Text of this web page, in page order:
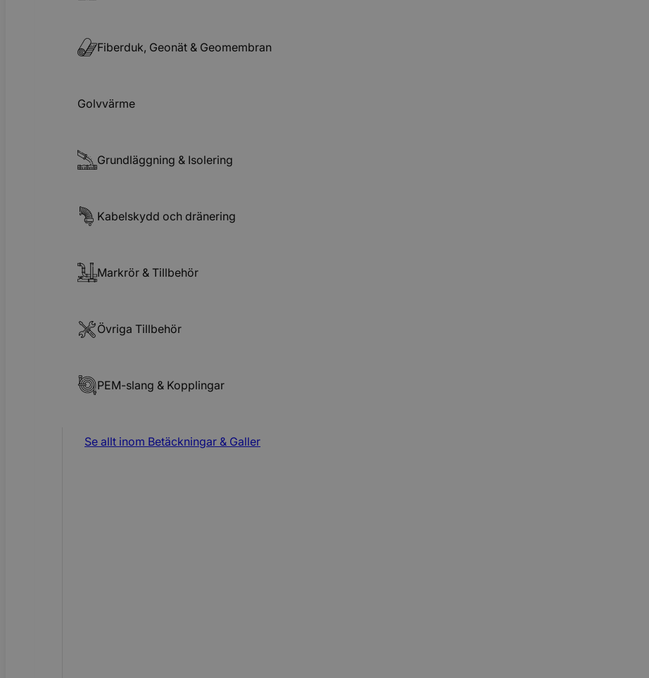
Fiberduk, Geonät & Geomembran
Golvvärme
Grundläggning & Isolering
Kabelskydd och dränering
Markrör & Tillbehör
Övriga Tillbehör
PEM-slang & Kopplingar
Se allt inom Betäckningar & Galler